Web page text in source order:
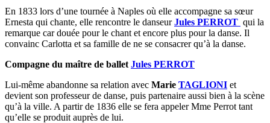
En 1833 lors d’une tournée à Naples où elle accompagne sa sœur
Ernesta qui chante, elle rencontre le danseurJules PERROT qui la
remarque car douée pour le chant et encore plus pour la danse. Il
convainc Carlotta et sa famille de ne se consacrer qu’à la danse.
Compagne du maître de ballet Jules PERROT
Lui-même abandonne sa relation avec Marie TAGLIONI et
devient son professeur de danse, puis partenaire aussi bien à la scène
qu’à la ville. A partir de 1836 elle se fera appeler Mme Perrot tant
qu’elle se produit auprès de lui.